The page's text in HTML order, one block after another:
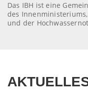
Das IBH ist eine
des
und der